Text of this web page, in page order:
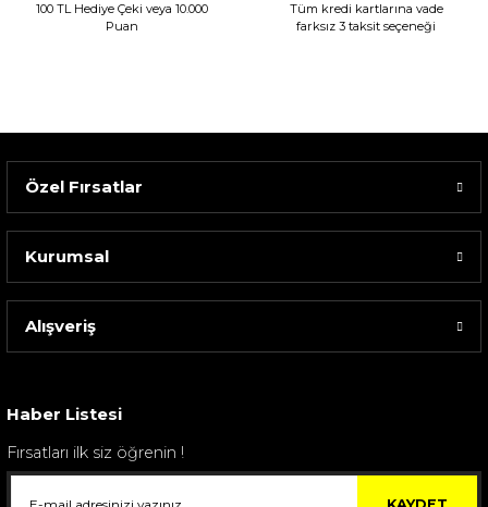
Sarev Elfıda Flanel Nevresim Takımı Çift Kişili...
100 TL Hediye Çeki veya 10.000
Puan
Tüm kredi kartlarına vade
farksız 3 taksit seçeneği
Özel Fırsatlar
Kurumsal
Alışveriş
Haber Listesi
Fırsatları ilk siz öğrenin !